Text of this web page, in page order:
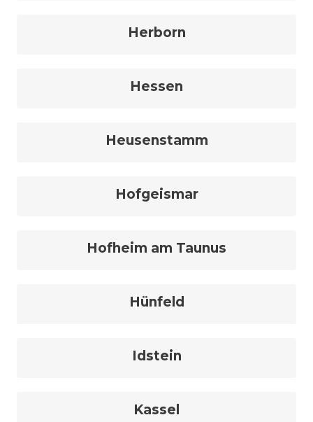
Herborn
Hessen
Heusenstamm
Hofgeismar
Hofheim am Taunus
Hünfeld
Idstein
Kassel